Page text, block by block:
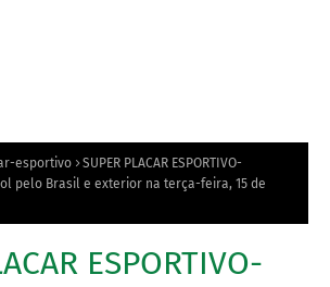
esportivo
SUPER PLACAR ESPORTIVO-
pelo Brasil e exterior na terça-feira, 15 de
ESPORTIVO-